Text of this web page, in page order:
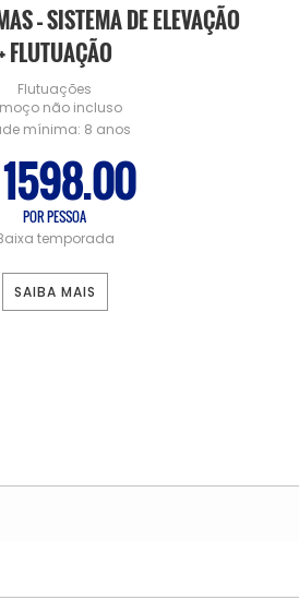
– SISTEMA DE ELEVAÇÃO
FLUTUAÇÃO
Flutuações
não incluso
mínima: 8 anos
1598.00
POR PESSOA
temporada
SAIBA MAIS